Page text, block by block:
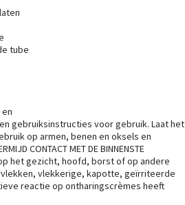
tube
gebruiksinstructies voor gebruik. Laat het
op armen, benen en oksels en
CONTACT MET DE BINNENSTE
op het gezicht, hoofd, borst of op andere
vlekkerige, kapotte, geïrriteerde
reactie op ontharingscrèmes heeft